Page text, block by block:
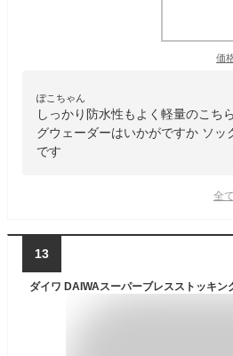
価
ぽこちゃん
しっかり防水性もよく軽量のこち
グウェーダーはいかがですか ソッ
です
全
13